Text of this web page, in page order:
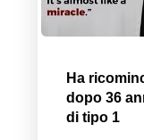
Ha
dopo 36
di tipo 1